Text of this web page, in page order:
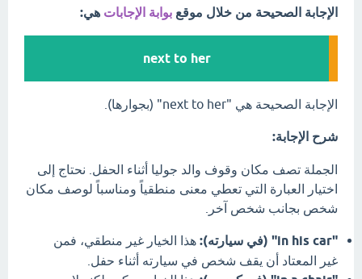
الإجابة الصحيحة من خلال موقع بوابة الإجابات هي:
next to her
الإجابة الصحيحة هي "next to her" (بجوارها).
شرح الإجابة:
الجملة تصف مكان وقوف والد جوليا أثناء الحفل. نحتاج إلى
اختيار العبارة التي تعطي معنى منطقياً ومناسباً لوصف مكان
شخص بجانب شخص آخر.
"in his car" (في سيارته):
هذا الخيار غير منطقي، فمن
غير المعتاد أن يقف شخص في سيارته أثناء حفل.